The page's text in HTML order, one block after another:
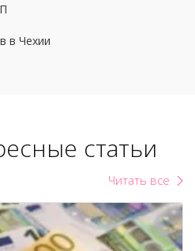
в Чехии
статьи
Читать все